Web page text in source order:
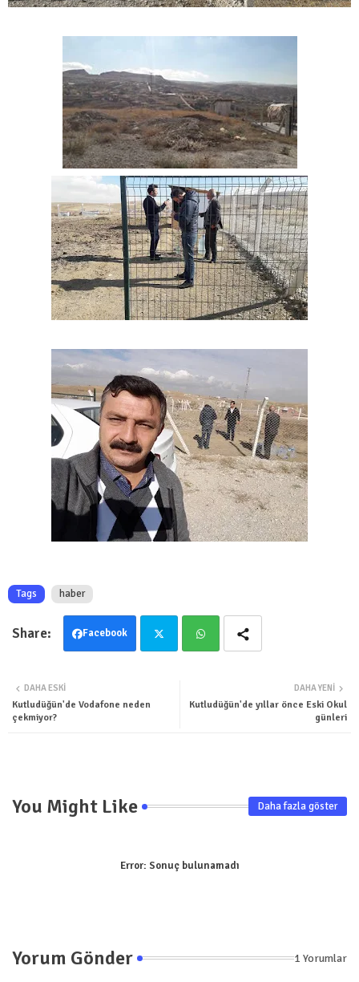
Tags haber
Facebook
tsa
DAHA YENI
Kutludüğün'de yıllar önce Eski Okul
günleri
DAHA ESKI
Kutludüğün'de Vodafone neden
çekmiyor?
You Might Like Daha fazla göster
Error: Sonuç bulunamadı
Yorum Gönder 1 Yorumlar